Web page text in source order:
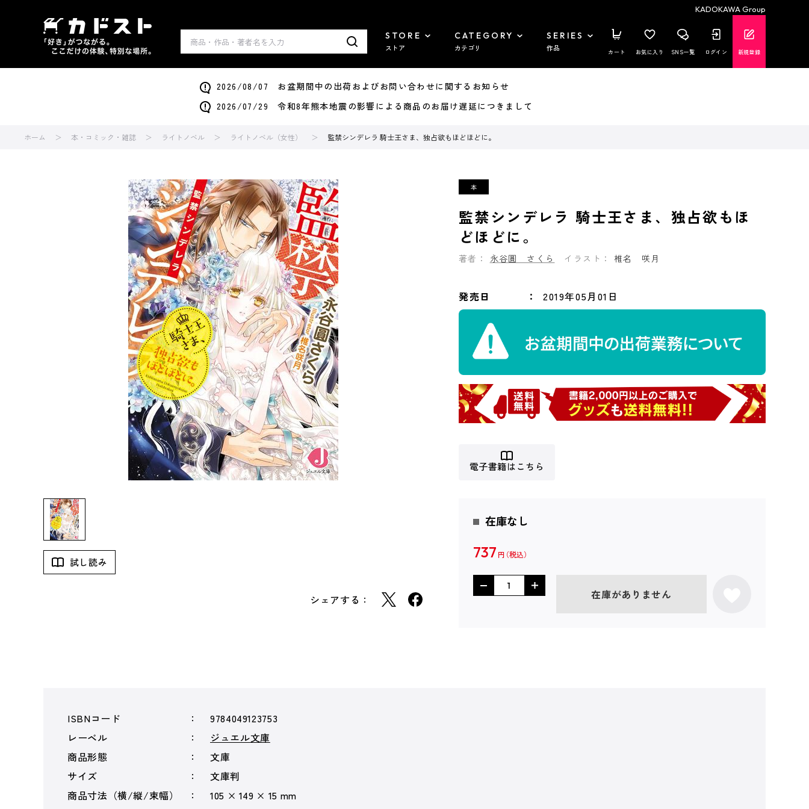
KADOKAWA Group
STORE
ストア
CATEGORY
カテゴリ
SERIES
作品 カート お気に入り SNS一覧 ログイン 新規登録
2026/08/07 お盆期間中の出荷およびお問い合わせに関するお知らせ
2026/07/29 令和8年熊本地震の影響による商品のお届け遅延につきまして
ホーム 本・コミック・雑誌 ライトノベル ライトノベル（女性） 監禁シンデレラ 騎士王さま、独占欲もほどほどに。
試し読み
シェアする：
監禁シンデレラ 騎士王さま、独占欲もほ
どほどに。
著者： 永谷圓 さくら イラスト： 椎名 咲月
発売日 2019年05月01日
電子書籍はこちら
在庫なし
737 円
在庫がありません
ISBNコード
9784049123753
レーベル
ジュエル文庫
商品形態
文庫
サイズ
文庫判
商品寸法（横/縦/束幅）
105 × 149 × 15 mm